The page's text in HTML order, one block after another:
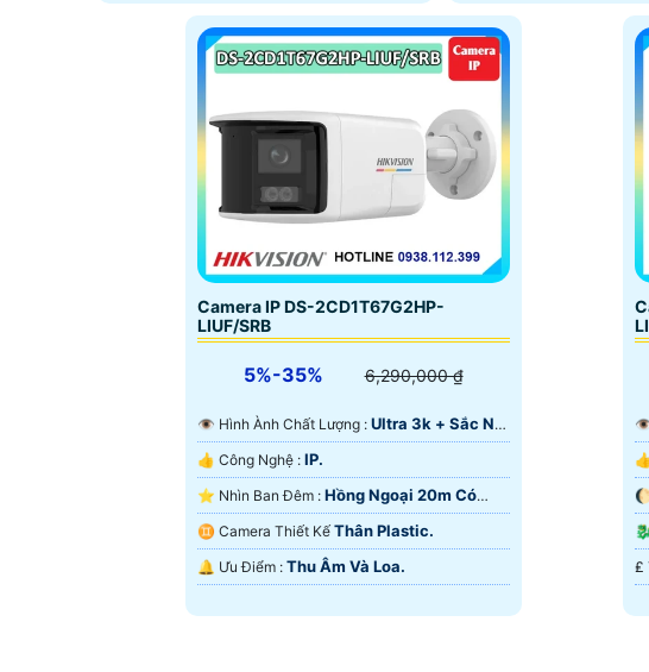
Camera IP DS-2CD1T67G2HP-
LIUF/SRB
5%-35% 6,290,000 ₫
👁 Hình Ành Chất Lượng : Ultra 3k + Sắc Nét
👍 Công Nghệ : IP.
⭐ Nhìn Ban Đêm : Hồng Ngoại 20m Có
Màu Ban Ðêm.
♊ Camera Thiết Kế Thân Plastic.
️🔔 Ưu Điểm : Thu Âm Và Loa.